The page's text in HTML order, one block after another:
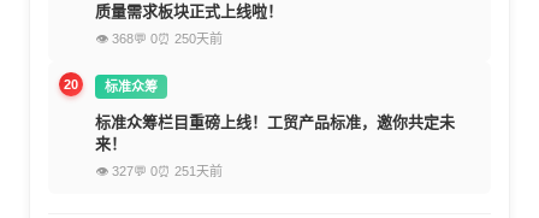
质量需求板块正式上线啦！
👁 368💬 0⏰ 250天前
20 标准众筹
标准众筹栏目重磅上线！工贸产品标准，邀你共定未
来！
👁 327💬 0⏰ 251天前